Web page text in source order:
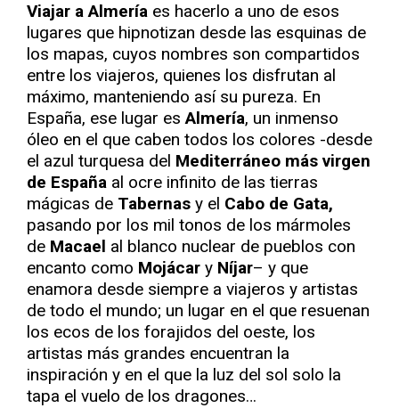
Viajar a Almería es hacerlo a uno de esos
lugares que hipnotizan desde las esquinas de
los mapas, cuyos nombres son compartidos
entre los viajeros, quienes los disfrutan al
máximo, manteniendo así su pureza. En
España, ese lugar esAlmería, un inmenso
óleo en el que caben todos los colores -desde
el azul turquesa del Mediterráneo más virgen
de España al ocre infinito de las tierras
mágicas de Tabernas y el Cabo de Gata,
pasando por los mil tonos de los mármoles
de Macael al blanco nuclear de pueblos con
encanto como Mojácar y Níjar– y que
enamora desde siempre a viajeros y artistas
de todo el mundo; un lugar en el que resuenan
los ecos de los forajidos del oeste, los
artistas más grandes encuentran la
inspiración y en el que la luz del sol solo la
tapa el vuelo de los dragones…